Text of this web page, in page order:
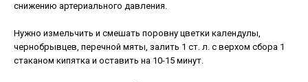
снижению артериального давления.
Нужно измельчить и смешать поровну цветки календулы,
чернобрывцев, перечной мяты, залить 1 ст. л. с верхом сбора 1
стаканом кипятка и оставить на 10-15 минут.